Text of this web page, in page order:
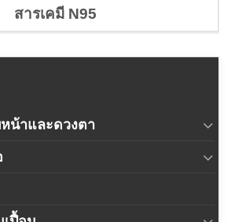
สารเคมี N95
น้าและดวงตา